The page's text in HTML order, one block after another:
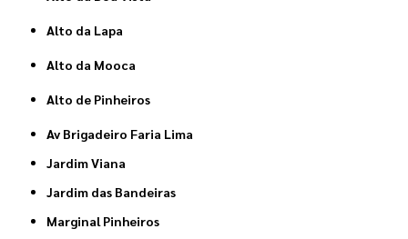
Alto da Lapa
Alto da Mooca
Alto de Pinheiros
Av Brigadeiro Faria Lima
Jardim Viana
Jardim das Bandeiras
Marginal Pinheiros